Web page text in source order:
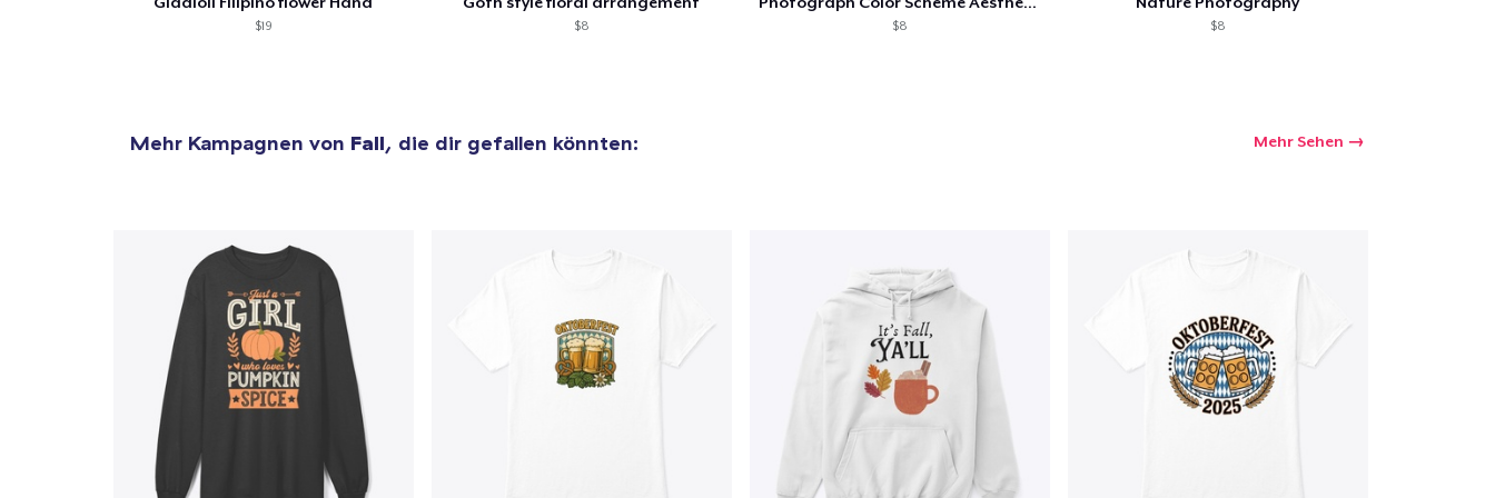
$19 $8 $8 $8
Mehr Kampagnen von Fall, die dir gefallen könnten: Mehr Sehen
32,99 $
Tru Transfer Printed Classic Tee